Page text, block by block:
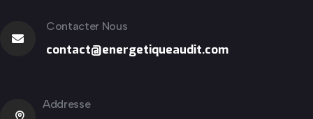
Contacter Nous
contact@energetiqueaudit.com
Addresse